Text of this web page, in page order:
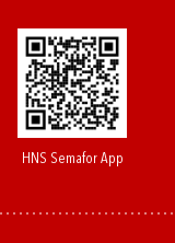
HNS Semafor App